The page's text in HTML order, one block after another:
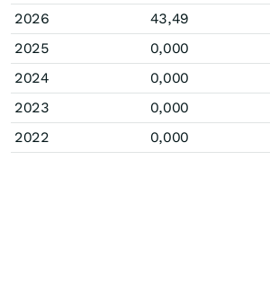
2026
43,49
2025
0,000
2024
0,000
2023
0,000
2022
0,000